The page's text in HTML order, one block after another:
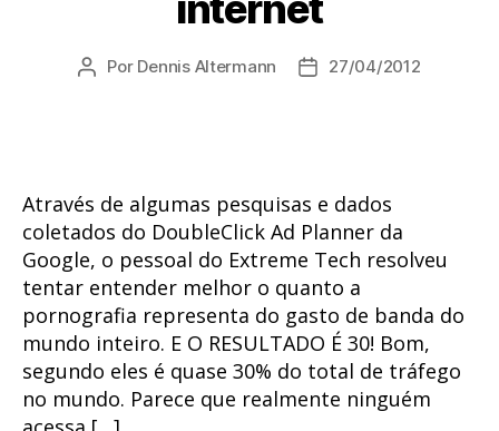
Autor
Por Dennis Altermann
Data27/04/2012
Através de algumas pesquisas e dados
coletados do DoubleClick Ad Planner da
Google, o pessoal do Extreme Tech resolveu
tentar entender melhor o quanto a
pornografia representa do gasto de banda do
mundo inteiro. E O RESULTADO É 30! Bom,
segundo eles é quase 30% do total de tráfego
no mundo. Parece que realmente ninguém